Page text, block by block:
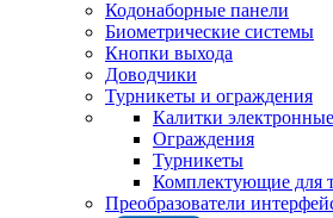
Кодонаборные панели
Биометрические системы
Кнопки выхода
Доводчики
Турникеты и ограждения
Калитки электронные
Ограждения
Турникеты
Комплектующие для
Преобразователи